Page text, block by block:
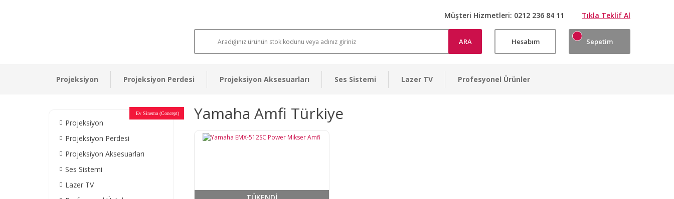
Müşteri Hizmetleri: 0212 236 84 11 Tıkla Teklif Al
ARA Hesabım Sepetim
Projeksiyon Projeksiyon Perdesi Projeksiyon Aksesuarları Ses Sistemi Lazer TV Profesyonel Ürünler
Projeksiyon
Projeksiyon Perdesi
Projeksiyon Aksesuarları
Ses Sistemi
Lazer TV
Ev Sinema
Ev Sinema
Ev Sinema
Müzeler
Ev Sinema
Restaurant - Cafe
Devlet Kurumları
Ev Sinema
Otel Sinema Salonları
Ev Sinema (Concept) Yamaha Amfi Türkiye